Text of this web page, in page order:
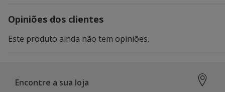
Opiniões dos clientes
Este produto ainda não tem opiniões.
Encontre a sua loja